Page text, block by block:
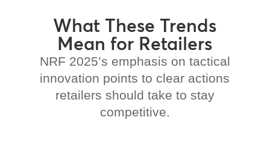
What These Trends
Mean for Retailers
NRF 2025’s emphasis on tactical
innovation points to clear actions
retailers should take to stay
competitive.